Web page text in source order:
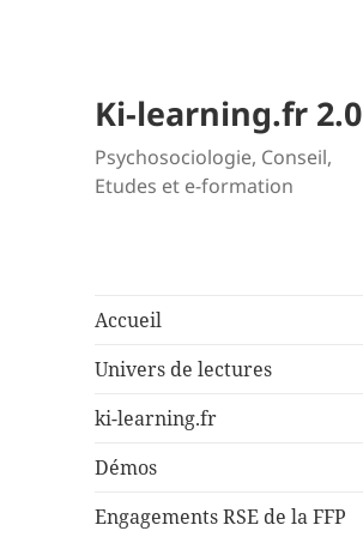
Ki-learning.fr 2.0
Psychosociologie, Conseil,
Etudes et e-formation
Accueil
Univers de lectures
ki-learning.fr
Démos
Engagements RSE de la FFP